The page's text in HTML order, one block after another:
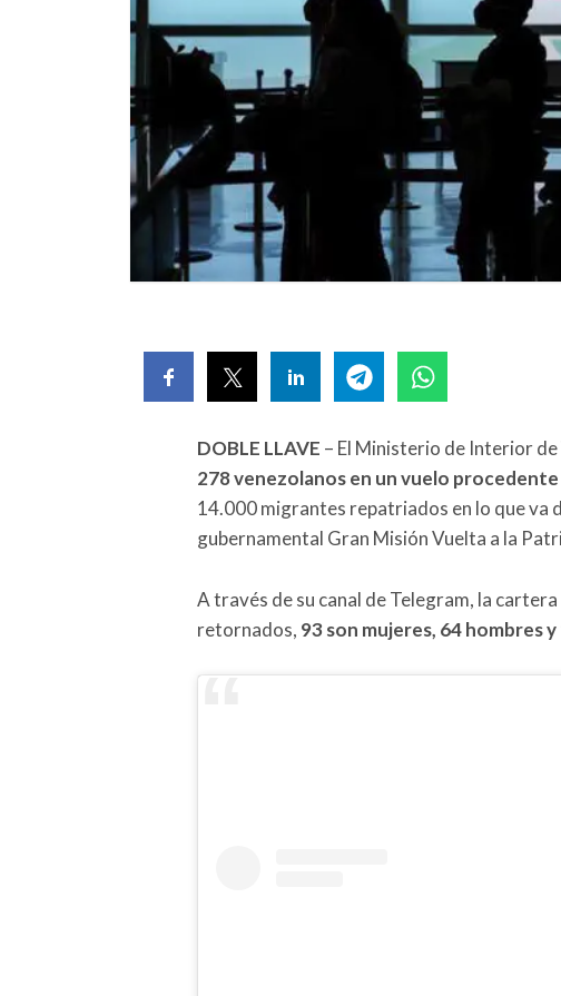
DOBLE LLAVE – El Ministerio de Interior
278 venezolanos en un vuelo
14.000 migrantes repatriados en lo que va
gubernamental Gran Misión Vuelta a la
A través de su canal de Telegram, la
retornados, 93 son mujeres, 64 hombres